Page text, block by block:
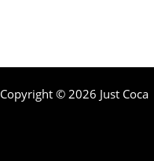
Copyright © 2026 Just Coca